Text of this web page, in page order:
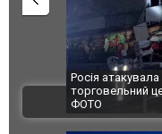
Росія
торговельний
ФОТО